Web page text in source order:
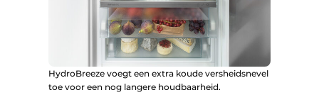
HydroBreeze voegt een extra koude versheidsnevel
toe voor een nog langere houdbaarheid.